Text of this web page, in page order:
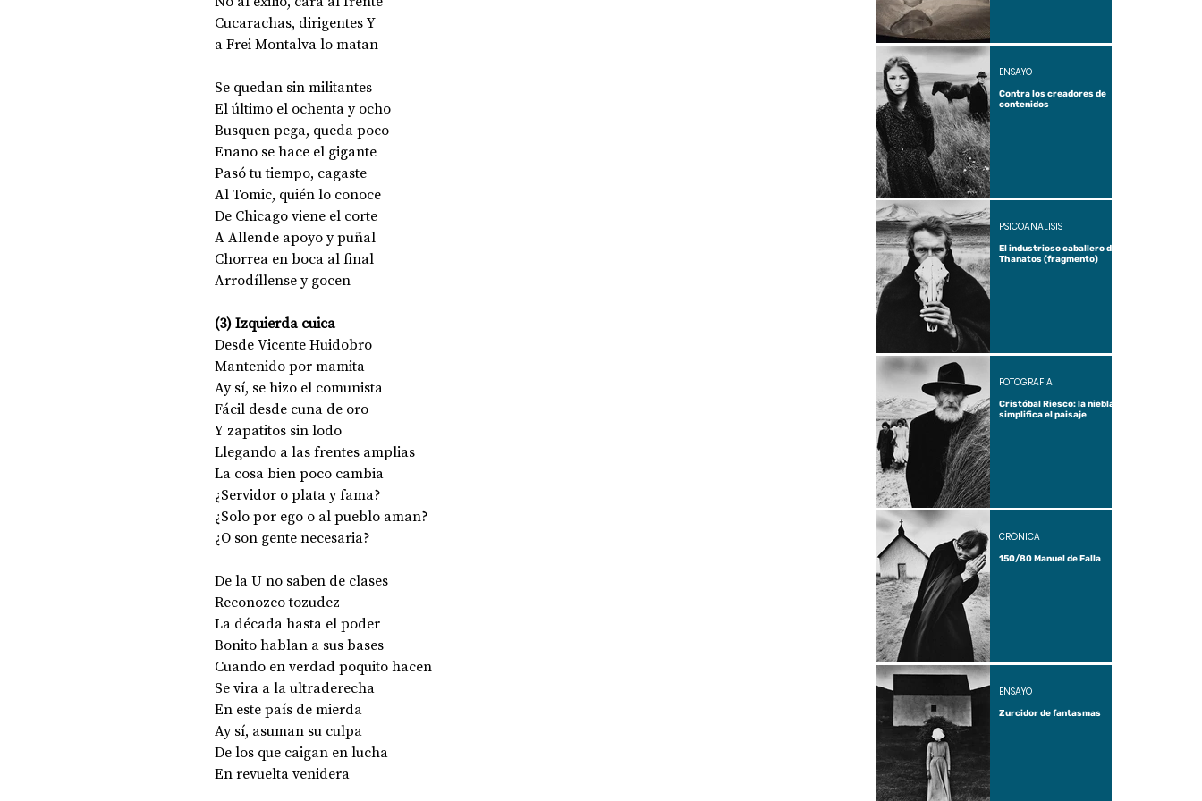
Cucarachas, dirigentes Y
a Frei Montalva lo matan
Se quedan sin militantes
El último el ochenta y ocho
Busquen pega, queda poco
Enano se hace el gigante
Pasó tu tiempo, cagaste
Al Tomic, quién lo conoce
De Chicago viene el corte
A Allende apoyo y puñal
Chorrea en boca al final
Arrodíllense y gocen
(3) Izquierda cuica
Desde Vicente Huidobro
Mantenido por mamita
Ay sí, se hizo el comunista
Fácil desde cuna de oro
Y zapatitos sin lodo
Llegando a las frentes amplias
La cosa bien poco cambia
¿Servidor o plata y fama?
¿Solo por ego o al pueblo aman?
¿O son gente necesaria?
De la U no saben de clases
Reconozco tozudez
La década hasta el poder
Bonito hablan a sus bases
Cuando en verdad poquito hacen
Se vira a la ultraderecha
En este país de mierda
Ay sí, asuman su culpa
De los que caigan en lucha
En revuelta venidera
Contra los creadores de
contenidos
ENSAYO
El industrioso caballero de
Thanatos (fragmento)
PSICOANÁLISIS
Cristóbal Riesco: la niebla
simplifica el paisaje
FOTOGRAFÍA
150/80 Manuel de Falla
CRÓNICA
Zurcidor de fantasmas
ENSAYO